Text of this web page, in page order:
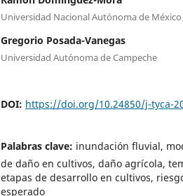
Universidad Nacional Autónoma de México
Gregorio Posada-Vanegas
Universidad Autónoma de Campeche
DOI: https://doi.org/10.24850/j-tyca-
Palabras clave: inundación fluvial,
de daño en cultivos, daño agrícola,
etapas de desarrollo en cultivos,
esperado